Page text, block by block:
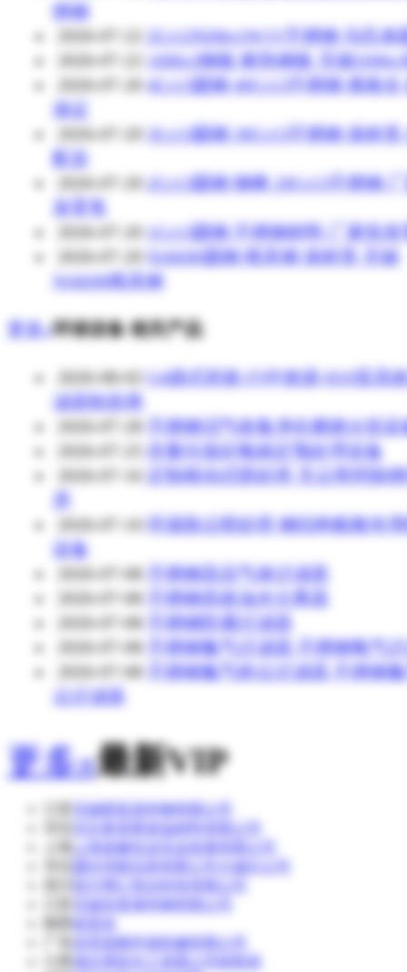
锈钢
2Cr12NiMo1W1V不锈钢 马氏体
16Mo3钢板 耐热钢板 无锡
4Cr13圆钢 40Cr13不锈钢 规格全
保证
3Cr13圆钢 30Cr13不锈钢 保材质
配送
2Cr13圆钢 钢棒 20Cr13不锈钢
发零售
1Cr13圆钢 不锈钢材料 厂家批发
NAK80圆钢 模具钢 保材质 无锡
NAK80模具钢
更多» 环保设备 相关产品
2026-08-02
G4袋式初效 F5中效袋 H10亚高
滤器制造商
不锈钢沼气收集净化燃烧火炬设
存量垃圾好氧稳定预处理设备
定制移动式喷砂房 无尘密闭除
环保除尘喷砂房 钢结构船舶专
设备
2026-07-08
不锈钢高压气体过滤器
2026-07-08
不锈钢高效油水分离器
2026-07-08
不锈钢防腐过滤器
2026-07-08
不锈钢氮气过滤器 不锈钢氧气
2026-07-08
不锈钢氮气粉尘过滤器 不锈钢
尘过滤器
更多»最新VIP
无锡新富昌特钢有限公司
河北奥美斯保温材料有限公司
东莞昌晓环保机械有限公司